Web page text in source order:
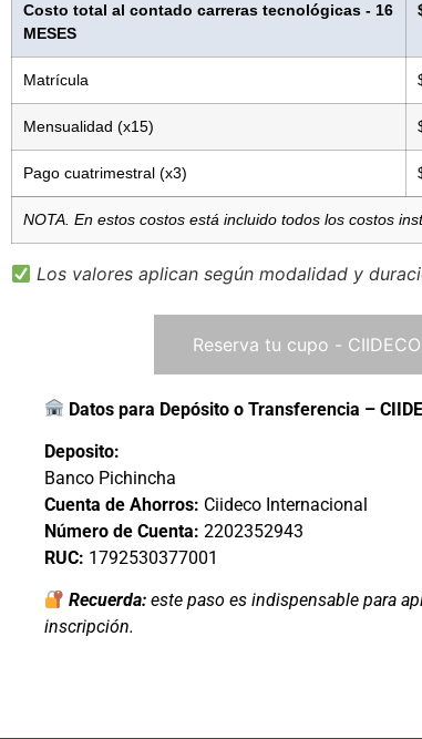
Costo total al contado carreras tecnológicas - 16
MESES
Matrícula
Mensualidad (x15)
Pago cuatrimestral (x3)
NOTA. En estos costos está incluido todos los costos
Los valores aplican según modalidad y
Reserva tu cupo - CIIDECO
Datos para Depósito o Transferencia –
Deposito:
Banco Pichincha
Cuenta de Ahorros: Ciideco Internacional
Número de Cuenta: 2202352943
RUC: 1792530377001
Recuerda: este paso es indispensable para
inscripción.